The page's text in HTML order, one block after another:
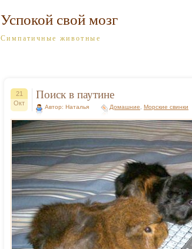
Успокой свой мозг
Симпатичные животные
21
Окт
Поиск в паутине
Автор: Наталья Домашние Морские свинки